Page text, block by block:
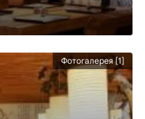
Фотогалерея [1]